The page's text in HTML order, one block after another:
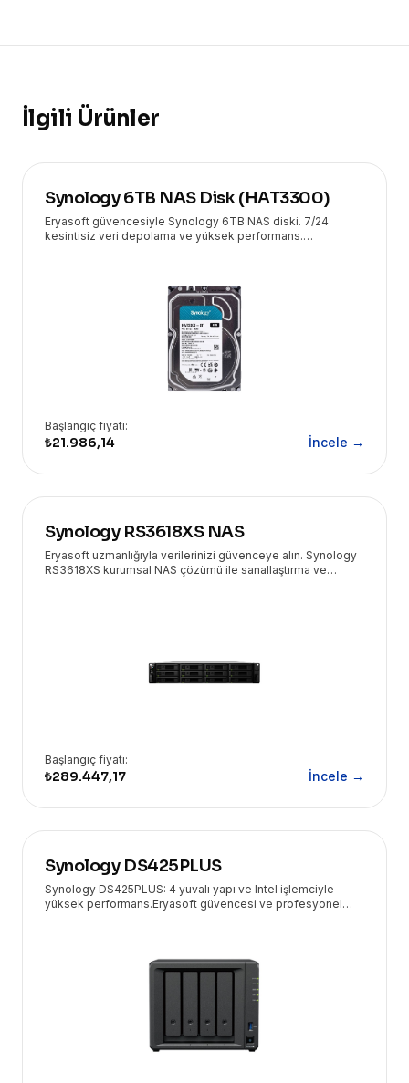
İlgili Ürünler
Synology 6TB NAS Disk (HAT3300)
Eryasoft güvencesiyle Synology 6TB NAS diski. 7/24
kesintisiz veri depolama ve yüksek performans.
Başlangıç fiyatı:
₺21.986,14 İncele →
Synology RS3618XS NAS
Eryasoft uzmanlığıyla verilerinizi güvenceye alın. Synology
RS3618XS kurumsal NAS çözümü ile sanallaştırma ve
Başlangıç fiyatı:
₺289.447,17 İncele →
Synology DS425PLUS
Synology DS425PLUS: 4 yuvalı yapı ve Intel işlemciyle
yüksek performans.Eryasoft güvencesi ve profesyonel